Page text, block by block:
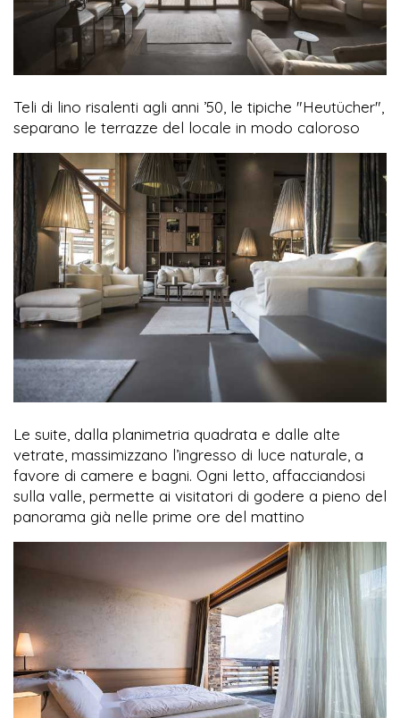
Teli di lino risalenti agli anni ’50, le tipiche "Heutücher",
separano le terrazze del locale in modo caloroso
Le suite, dalla planimetria quadrata e dalle alte
vetrate, massimizzano l’ingresso di luce naturale, a
favore di camere e bagni. Ogni letto, affacciandosi
sulla valle, permette ai visitatori di godere a pieno del
panorama già nelle prime ore del mattino